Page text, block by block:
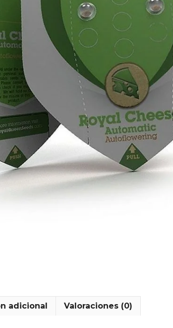
adicional Valoraciones (0)